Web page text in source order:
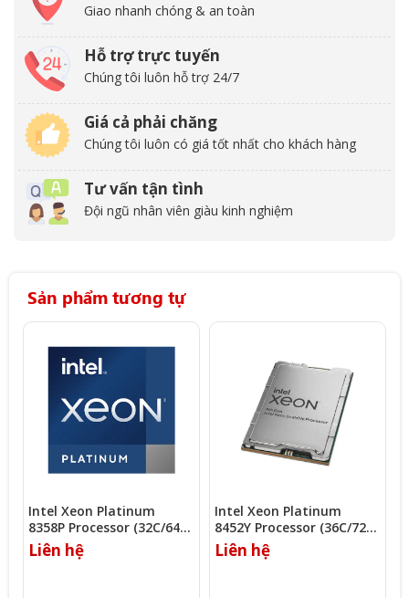
Giao nhanh chóng & an toàn
Hỗ trợ trực tuyến
Chúng tôi luôn hỗ trợ 24/7
Giá cả phải chăng
Chúng tôi luôn có giá tốt nhất cho khách hàng
Tư vấn tận tình
Đội ngũ nhân viên giàu kinh nghiệm
Sản phẩm tương tự
Intel Xeon Platinum
8358P Processor (32C/64T,
2.60Ghz, 48MB)
Liên hệ
Intel Xeon Platinum
8452Y Processor (36C/72T,
2.00Ghz, 67.5MB)
Liên hệ